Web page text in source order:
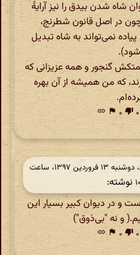
شاه شدن بیدق را نیز آرایهٔ
در اصل قانون شطرنج،
نمی‌تواند به شاه تبدیل
شود).
گنجور و همه عزیزانی که
که من همیشه از آن بهره
۰ thumb_down ۰ flag
link
در ‫۸ سال و ۴ ماه قبل، دوشنبه ۱۳ فروردین ۱۳۹۷، ساعت
نوشته:
و در دیوان کبیر بسیار این
و نه "بی‌ذوق")
۰ thumb_down ۰ flag
link